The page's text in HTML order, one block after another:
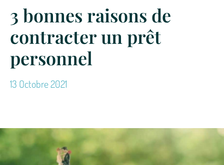
3 bonnes raisons de
contracter un prêt
personnel
13 Octobre 2021